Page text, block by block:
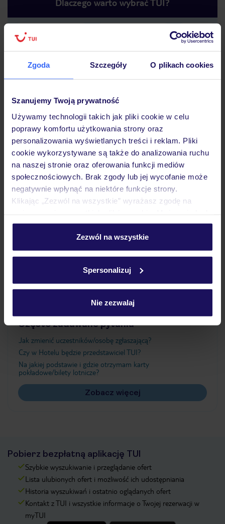
Zgoda Szczegóły O plikach cookies
Szanujemy Twoją prywatność
Używamy technologii takich jak pliki cookie w celu
poprawy komfortu użytkowania strony oraz
personalizowania wyświetlanych treści i reklam. Pliki
cookie wykorzystywane są także do analizowania ruchu
na naszej stronie oraz oferowania funkcji mediów
społecznościowych. Brak zgody lub jej wycofanie może
negatywnie wpłynąć na niektóre funkcje strony.
Klikając „Zezwól na wszystkie” wyrażasz zgodę na
personalizować swój wybór wchodząc w zakładkę
Szczegółowe informacje o plikach cookie znajdziesz
Zezwól na wszystkie
Spersonalizuj
Nie zezwalaj
podróży w Polsce
Hotel
Pokoje
Wyżywienie
Ważne informacje
Często zadawane pytania
Jak zmienić uczestników/osobę zgłaszającą?
Czy w Hotelu będzie przedstawiciel TUI?
Na jakiej podstawie i gdzie otrzymam karty
pokładowe/bilety lotnicze?
Zobacz więcej
Pobierz bezpłatną aplikację TUI
Szybkie wyszukiwanie i przeglądanie ofert
Lista ulubionych ofert i możliwość ich udostępniania
Historia wyszukiwań i ostatnio oglądanych ofert
Kontakt z TUI i wszystkie informacje o Twojej rezerwacji w
myTUI